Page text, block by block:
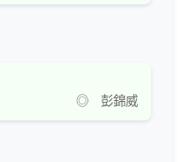
◎ 彭錦威